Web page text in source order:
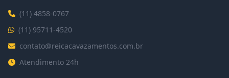
(11) 4858-0767
(11) 95711-4520
contato@reicacavazamentos.com.br
Atendimento 24h